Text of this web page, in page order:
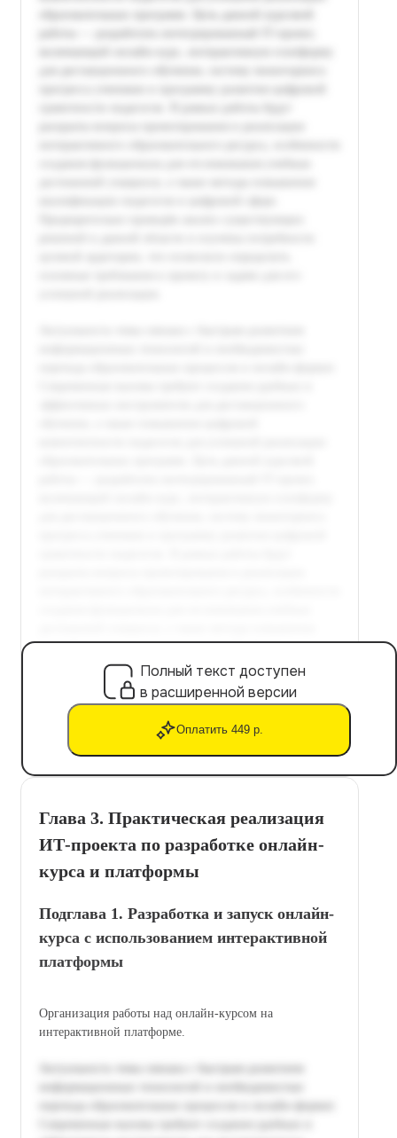
Полный текст доступен
в расширенной версии
Оплатить 449 р.
Глава 3. Практическая реализация
ИТ-проекта по разработке онлайн-
курса и платформы
Подглава 1. Разработка и запуск онлайн-
курса с использованием интерактивной
платформы
Организация работы над онлайн-курсом на
интерактивной платформе.